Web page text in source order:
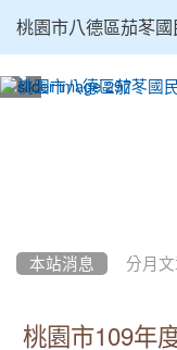
桃園市八德區茄苳國
本站消息 分月文
桃園市109年